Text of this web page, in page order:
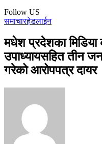
Follow US
समाचारहेडलाईन
मधेश प्रदेशका मिडिया
उपाध्यायसहित तीन
गरेको आरोपपत्र दायर